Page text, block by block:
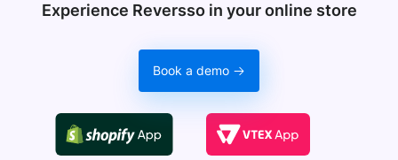
Experience Reversso in your online store
Book a demo